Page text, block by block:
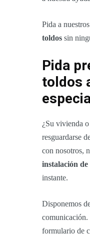
Pida a
toldos sin
Pida
toldos
¿Su vivienda
resguardarse
con nosotros,
instalación de
instante.
Disponemos
comunicación.
formulario de